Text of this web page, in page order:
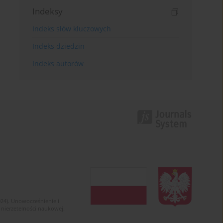
Indeksy
Indeks słów kluczowych
Indeks dziedzin
Indeks autorów